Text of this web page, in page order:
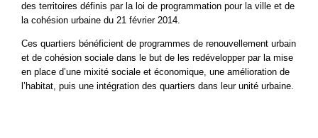
des territoires définis par la loi de programmation pour la ville et de
la cohésion urbaine du 21 février 2014.
Ces quartiers bénéficient de programmes de renouvellement urbain
et de cohésion sociale dans le but de les redévelopper par la mise
en place d’une mixité sociale et économique, une amélioration de
l’habitat, puis une intégration des quartiers dans leur unité urbaine.